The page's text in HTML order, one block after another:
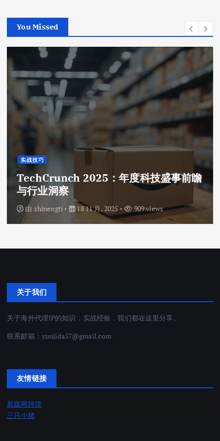
You Missed
实战技巧
TechCrunch 2025：年度科技盛事前瞻
与行业洞察
由 zhinengti 18 11 月, 2025 909 views
关于我们
关于海外代理IP的知识，实战经验，我们都在这里分享。
联系邮箱： yunjida57@gmail.com
友情链接
新媒网跨境
三只小猪